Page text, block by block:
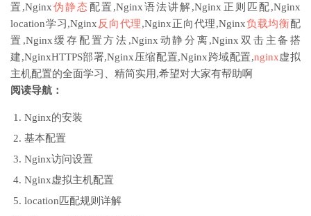
置,Nginx伪静态 配置,Nginx语法讲解,Nginx正则匹配,Nginx
location学习,Nginx 反向代理,Nginx正向代理,Nginx负载均衡配
置,Nginx缓存配置方法,Nginx动静分离,Nginx双击主备搭
建,NginxHTTPS部署,Nginx压缩配置,Nginx跨域配置,nginx虚拟
主机配置的全面学习、精简实用,希望对大家有帮助啊
阅读导航：
Nginx的安装
基本配置
Nginx访问设置
Nginx虚拟主机配置
location匹配规则详解